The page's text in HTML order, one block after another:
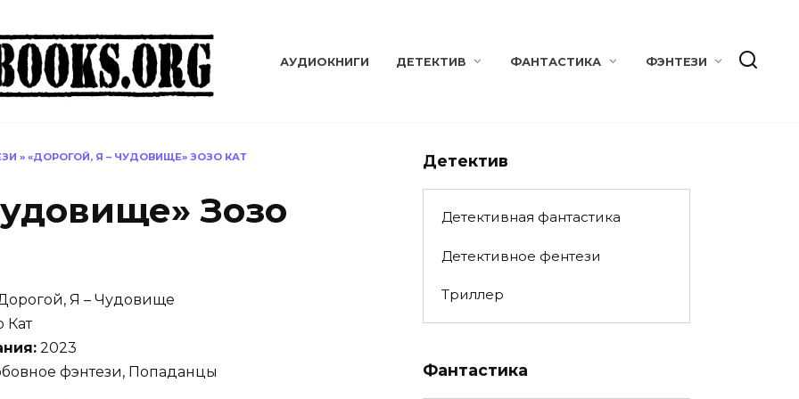
АУДИОКНИГИ ДЕТЕКТИВ ФАНТАСТИКА ФЭНТЕЗИ
» «ДОРОГОЙ, Я – ЧУДОВИЩЕ» ЗОЗО КАТ
Зозо
Я – Чудовище
Кат
2023
фэнтези, Попаданцы
Детектив
Детективная фантастика
Детективное фентези
Триллер
Фантастика